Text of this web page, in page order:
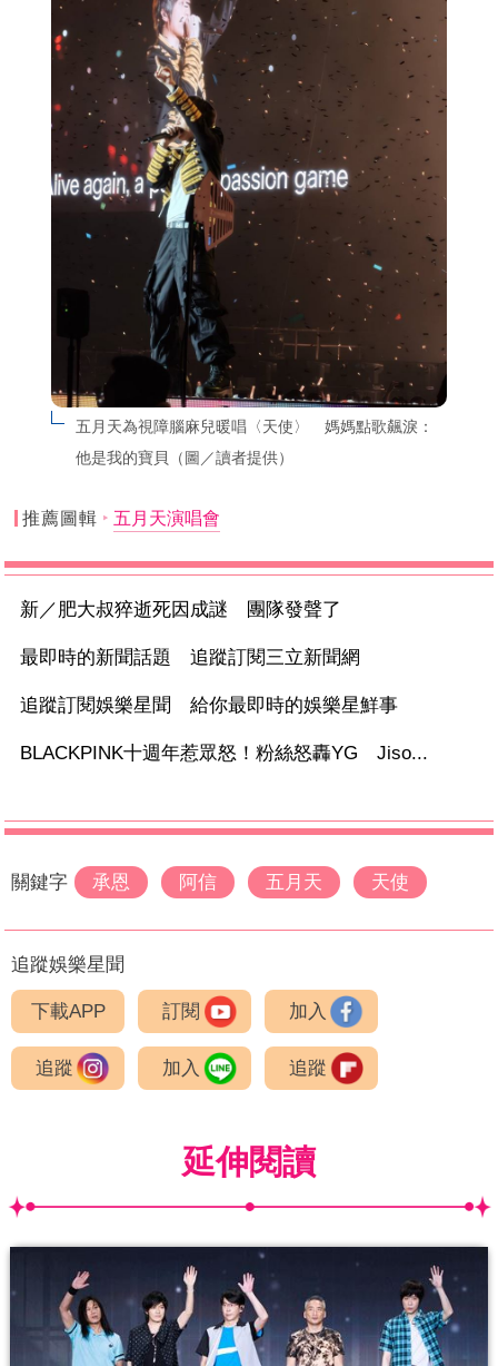
五月天為視障腦麻兒暖唱〈天使〉　媽媽點歌飆淚：
他是我的寶貝（圖／讀者提供）
推薦圖輯 五月天演唱會
新／肥大叔猝逝死因成謎 團隊發聲了
最即時的新聞話題 追蹤訂閱三立新聞網
追蹤訂閱娛樂星聞 給你最即時的娛樂星鮮事
BLACKPINK十週年惹眾怒！粉絲怒轟YG Jiso...
關鍵字 承恩 阿信 五月天 天使
追蹤娛樂星聞
下載APP 訂閱 加入
追蹤 加入 追蹤
延伸閱讀